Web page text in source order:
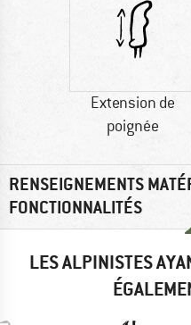
Extension de
poignée
RENSEIGNEMENTS
FONCTIONNALITÉS
LES ALPINISTES